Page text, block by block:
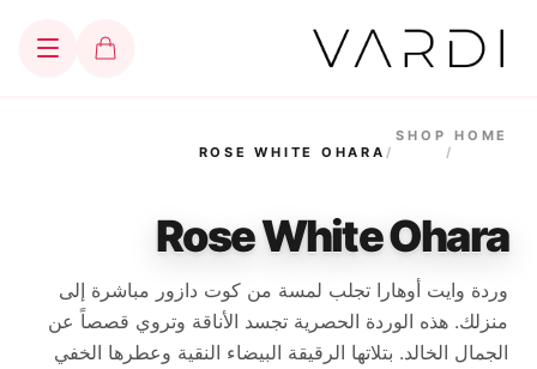
HOME
/
SHOP
/
ROSE WHITE OHARA
Rose White Ohara
وردة وايت أوهارا تجلب لمسة من كوت دازور مباشرة إلى
منزلك. هذه الوردة الحصرية تجسد الأناقة وتروي قصصاً عن
الجمال الخالد. بتلاتها الرقيقة البيضاء النقية وعطرها الخفي